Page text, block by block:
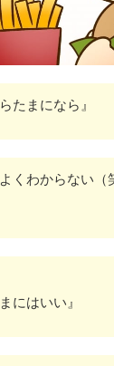
たまになら』
くわからない（
にはいい』